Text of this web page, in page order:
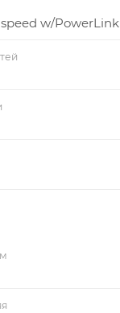
speed w/PowerLink